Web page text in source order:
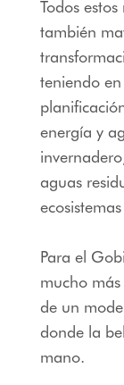
Todos
también
teniendo
energía y
aguas
Para el
mucho
de un
donde la
mano.